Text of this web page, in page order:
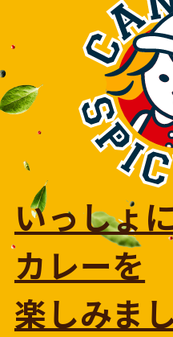
いっしょ
カレーを
楽しみま